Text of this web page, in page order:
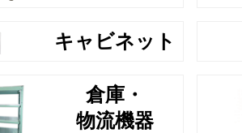
キャビネット
倉庫・
物流機器